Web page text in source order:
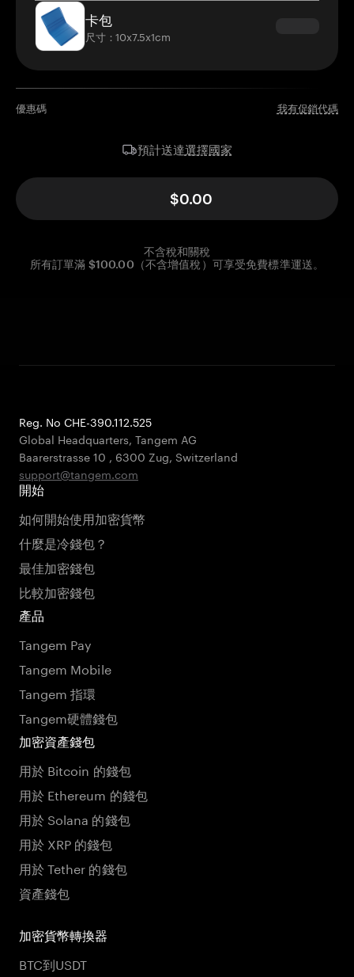
卡包
尺寸：10x7.5x1cm
優惠碼 我有促銷代碼
預計送達選擇國家
$0.00
不含稅和關稅
所有訂單滿 $100.00（不含增值稅）可享受免費標準運送。
Reg. No CHE-390.112.525
Global Headquarters, Tangem AG
Baarerstrasse 10 , 6300 Zug, Switzerland
support@tangem.com
開始
如何開始使用加密貨幣
什麼是冷錢包？
最佳加密錢包
比較加密錢包
產品
Tangem Pay
Tangem Mobile
Tangem 指環
Tangem硬體錢包
加密資產錢包
用於 Bitcoin 的錢包
用於 Ethereum 的錢包
用於 Solana 的錢包
用於 XRP 的錢包
用於 Tether 的錢包
資產錢包
加密貨幣轉換器
BTC到USDT